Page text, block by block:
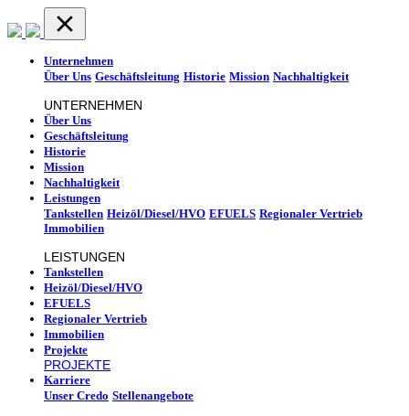
Unternehmen
Über Uns Geschäftsleitung Historie Mission Nachhaltigkeit
UNTERNEHMEN
Über Uns
Geschäftsleitung
Historie
Mission
Nachhaltigkeit
Leistungen
Tankstellen Heizöl/Diesel/HVO EFUELS Regionaler Vertrieb
Immobilien
LEISTUNGEN
Tankstellen
Heizöl/Diesel/HVO
EFUELS
Regionaler Vertrieb
Immobilien
Projekte
PROJEKTE
Karriere
Unser Credo Stellenangebote